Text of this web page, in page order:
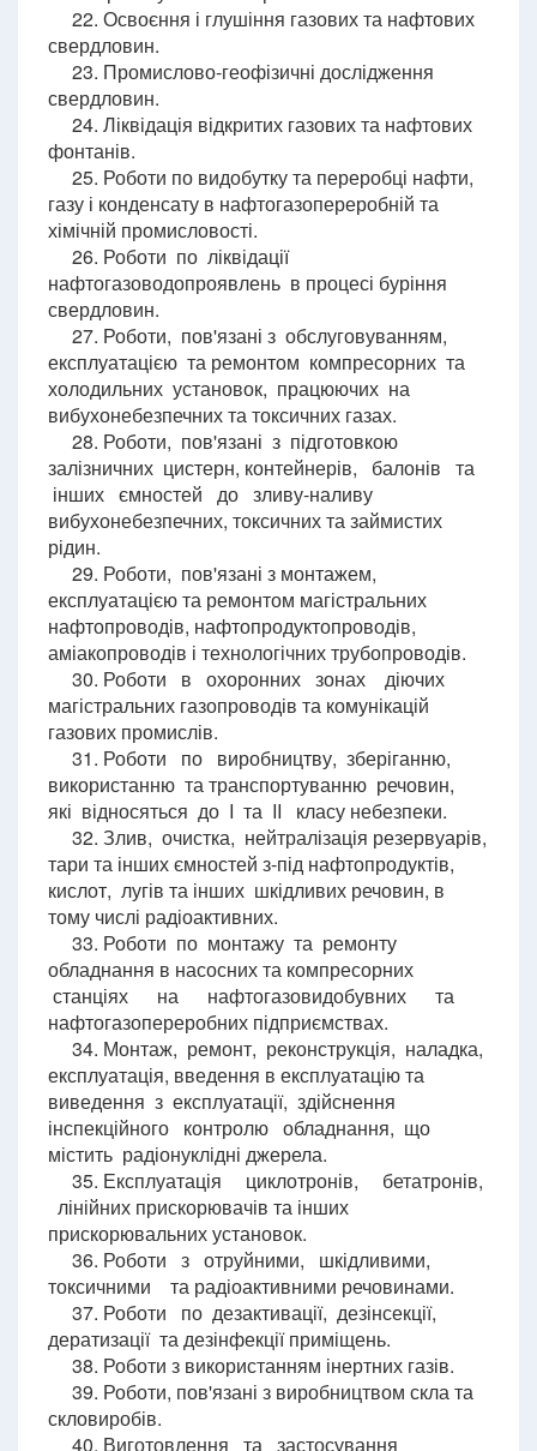
22. Освоєння і глушіння газових та нафтових
свердловин.
23. Промислово-геофізичні дослідження
свердловин.
24. Ліквідація відкритих газових та нафтових
фонтанів.
25. Роботи по видобутку та переробці нафти,
газу і конденсату в нафтогазопереробній та
хімічній промисловості.
26. Роботи по ліквідації
нафтогазоводопроявлень в процесі буріння
свердловин.
27. Роботи, пов'язані з обслуговуванням,
експлуатацією та ремонтом компресорних та
холодильних установок, працюючих на
вибухонебезпечних та токсичних газах.
28. Роботи, пов'язані з підготовкою
залізничних цистерн, контейнерів, балонів та
інших ємностей до зливу-наливу
вибухонебезпечних, токсичних та займистих
рідин.
29. Роботи, пов'язані з монтажем,
експлуатацією та ремонтом магістральних
нафтопроводів, нафтопродуктопроводів,
аміакопроводів і технологічних трубопроводів.
30. Роботи в охоронних зонах діючих
магістральних газопроводів та комунікацій
газових промислів.
31. Роботи по виробництву, зберіганню,
використанню та транспортуванню речовин,
які відносяться до I та II класу небезпеки.
32. Злив, очистка, нейтралізація резервуарів,
тари та інших ємностей з-під нафтопродуктів,
кислот, лугів та інших шкідливих речовин, в
тому числі радіоактивних.
33. Роботи по монтажу та ремонту
обладнання в насосних та компресорних
станціях на нафтогазовидобувних та
нафтогазопереробних підприємствах.
34. Монтаж, ремонт, реконструкція, наладка,
експлуатація, введення в експлуатацію та
виведення з експлуатації, здійснення
інспекційного контролю обладнання, що
містить радіонуклідні джерела.
35. Експлуатація циклотронів, бетатронів,
лінійних прискорювачів та інших
прискорювальних установок.
36. Роботи з отруйними, шкідливими,
токсичними та радіоактивними речовинами.
37. Роботи по дезактивації, дезінсекції,
дератизації та дезінфекції приміщень.
38. Роботи з використанням інертних газів.
39. Роботи, пов'язані з виробництвом скла та
скловиробів.
40. Виготовлення та застосування